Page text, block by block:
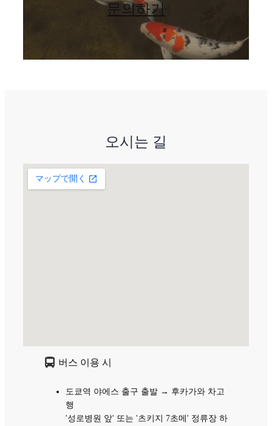
문의하기
오시는 길
버스 이용 시
도쿄역 야에스 출구 출발 → 후카가와 차고
행
'성로병원 앞' 또는 '츠키지 7초메' 정류장 하